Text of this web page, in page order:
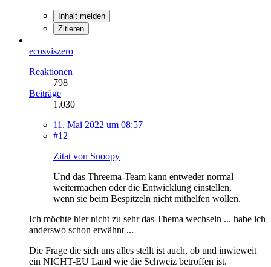
Inhalt melden
Zitieren
ecosviszero
Reaktionen
798
Beiträge
1.030
11. Mai 2022 um 08:57
#12
Zitat von Snoopy
Und das Threema-Team kann entweder normal
weitermachen oder die Entwicklung einstellen,
wenn sie beim Bespitzeln nicht mithelfen wollen.
Ich möchte hier nicht zu sehr das Thema wechseln ... habe ich
anderswo schon erwähnt ...
Die Frage die sich uns alles stellt ist auch, ob und inwieweit
ein NICHT-EU Land wie die Schweiz betroffen ist.